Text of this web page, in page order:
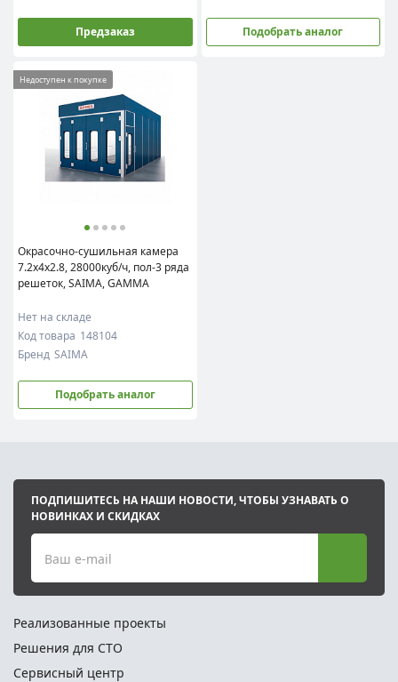
Предзаказ Подобрать аналог
Недоступен к покупке
Окрасочно-сушильная камера
7.2x4x2.8, 28000куб/ч, пол-3 ряда
решеток, SAIMA, GAMMA
Нет на складе
Код товара 148104
Бренд SAIMA
Подобрать аналог
ПОДПИШИТЕСЬ НА НАШИ НОВОСТИ, ЧТОБЫ УЗНАВАТЬ О
НОВИНКАХ И СКИДКАХ
Ваш e-mail
Реализованные проекты
Решения для СТО
Сервисный центр